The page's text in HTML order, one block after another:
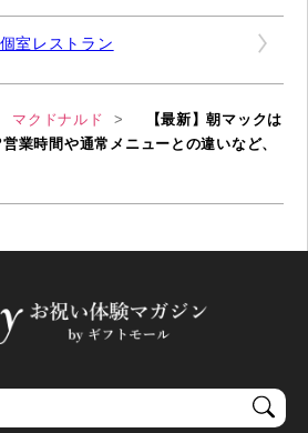
室レストラン
マクドナルド
【最新】朝マックは
業時間や通常メニューとの違いなど、